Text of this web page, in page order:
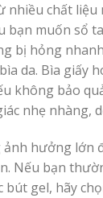
nhiều chất liệu
bạn muốn sổ
bị hỏng
da. Bìa giấy
không bảo
nhẹ nhàng,
ảnh hưởng lớn
Nếu bạn
gel, hãy